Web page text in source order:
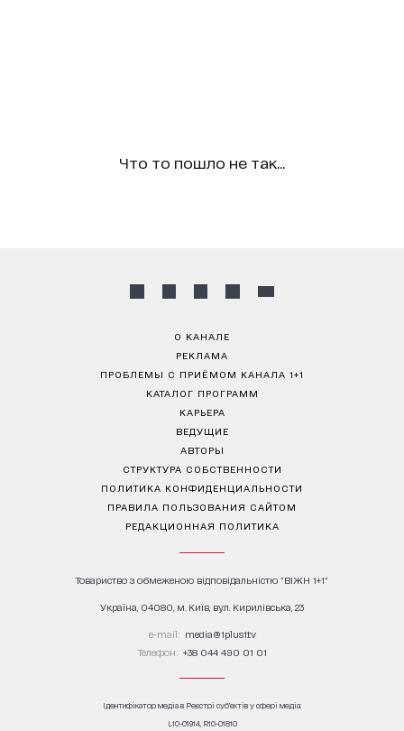
Что то пошло не так...
О КАНАЛЕ
РЕКЛАМА
ПРОБЛЕМЫ С ПРИЁМОМ КАНАЛА 1+1
КАТАЛОГ ПРОГРАММ
КАРЬЕРА
ВЕДУЩИЕ
АВТОРЫ
СТРУКТУРА СОБСТВЕННОСТИ
ПОЛИТИКА КОНФИДЕНЦИАЛЬНОСТИ
ПРАВИЛА ПОЛЬЗОВАНИЯ САЙТОМ
РЕДАКЦИОННАЯ ПОЛИТИКА
Товариство з обмеженою відповідальністю "ВІЖН 1+1"
Україна, 04080, м. Київ, вул. Кирилівська, 23
е-mail: media@1plus1.tv
Телефон: +38 044 490 01 01
Ідентифікатор медіа в Реєстрі суб’єктів у сфері медіа:
L10-01914, R10-01810